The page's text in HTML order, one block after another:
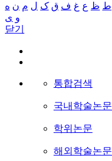
ط ظ ع غ ف ق ک ل م ن ه
و ی
닫기
통합검색
국내학술논문
학위논문
해외학술논문